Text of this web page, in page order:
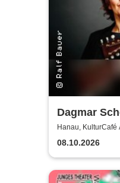
Dagmar
50!
Hanau, KulturCafé
08.10.2026